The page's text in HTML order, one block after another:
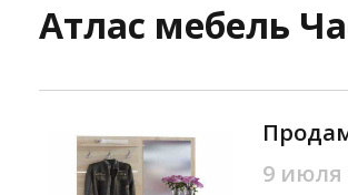
Атлас мебель
9 июля